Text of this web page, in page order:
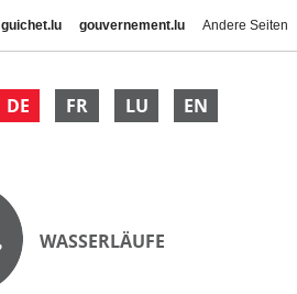
guichet.lu gouvernement.lu Andere Seiten
DE FR LU EN
WASSERLÄUFE